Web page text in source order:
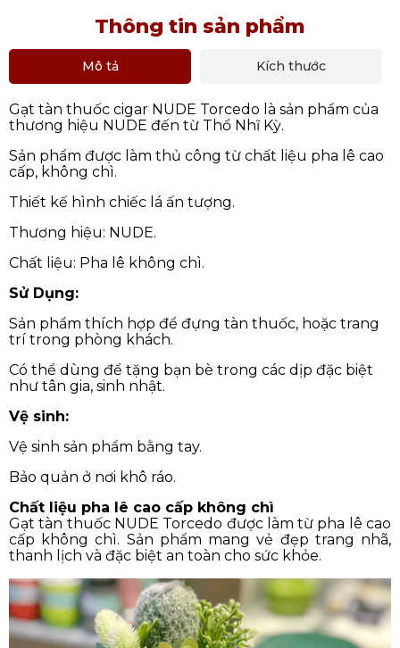
Thông tin sản phẩm
Mô tả Kích thước
Gạt tàn thuốc cigar NUDE Torcedo là sản phẩm của
thương hiệu NUDE đến từ Thổ Nhĩ Kỳ.
Sản phẩm được làm thủ công từ chất liệu pha lê cao
cấp, không chì.
Thiết kế hình chiếc lá ấn tượng.
Thương hiệu: NUDE.
Chất liệu: Pha lê không chì.
Sử Dụng:
Sản phẩm thích hợp để đựng tàn thuốc, hoặc trang
trí trong phòng khách.
Có thể dùng để tặng bạn bè trong các dịp đặc biệt
như tân gia, sinh nhật.
Vệ sinh:
Vệ sinh sản phẩm bằng tay.
Bảo quản ở nơi khô ráo.
Chất liệu pha lê cao cấp không chì
Gạt tàn thuốc NUDE Torcedo được làm từ pha lê cao
cấp không chì. Sản phẩm mang vẻ đẹp trang nhã,
thanh lịch và đặc biệt an toàn cho sức khỏe.